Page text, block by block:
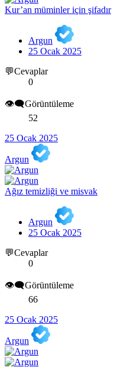
Kur’an müminler için şifadır
Argun
25 Ocak 2025
💬Cevaplar
0
👁️‍🗨️Görüntüleme
52
25 Ocak 2025
Argun
Ağız temizliği ve misvak
Argun
25 Ocak 2025
💬Cevaplar
0
👁️‍🗨️Görüntüleme
66
25 Ocak 2025
Argun